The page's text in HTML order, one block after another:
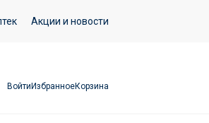
Акции и новости
ВойтиИзбранноеКорзина